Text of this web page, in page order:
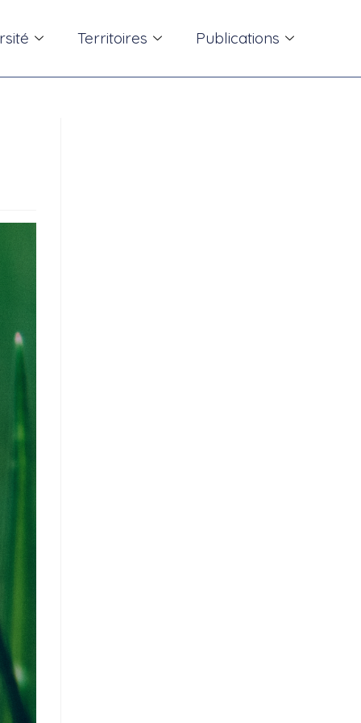
Territoires Publications